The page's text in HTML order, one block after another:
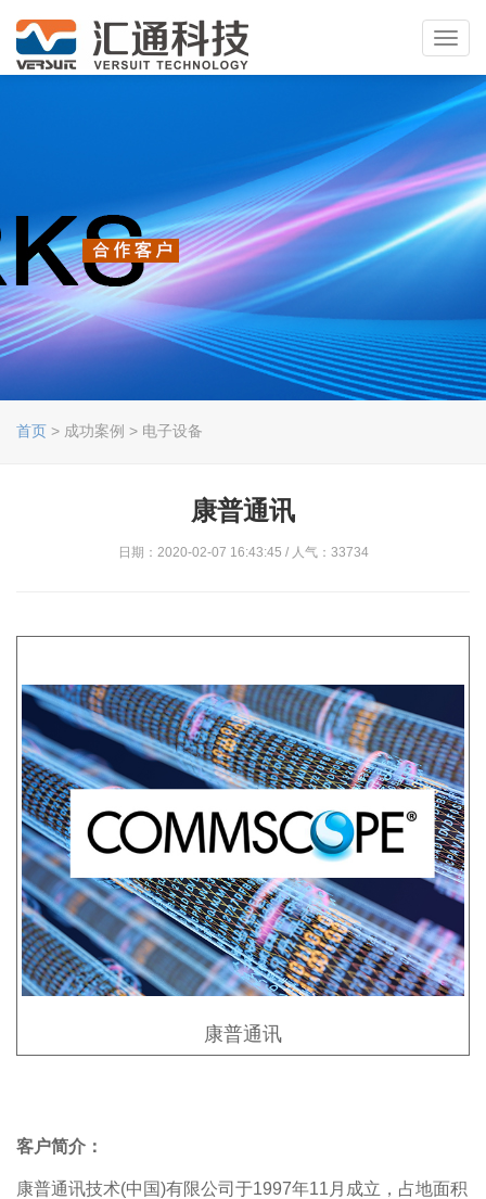
首页 > 成功案例 > 电子设备
康普通讯
日期：2020-02-07 16:43:45 / 人气：33734
康普通讯
客户简介：
康普通讯技术(中国)有限公司于1997年11月成立，占地面积